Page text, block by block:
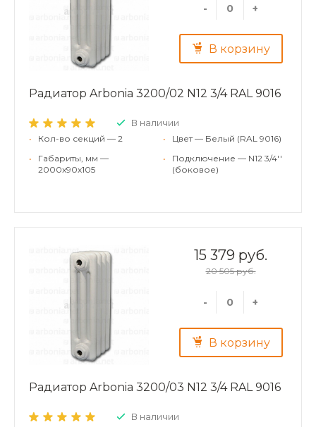
- +
В корзину
Радиатор Arbonia 3200/02 N12 3/4 RAL 9016
В наличии
•
Кол-во секций — 2
•
Габариты, мм —
2000x90x105
•
Цвет — Белый (RAL 9016)
•
Подключение — N12 3/4''
(боковое)
15 379 руб.
20 505 руб.
- +
В корзину
Радиатор Arbonia 3200/03 N12 3/4 RAL 9016
В наличии